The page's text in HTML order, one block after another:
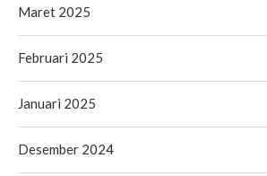
Maret 2025
Februari 2025
Januari 2025
Desember 2024